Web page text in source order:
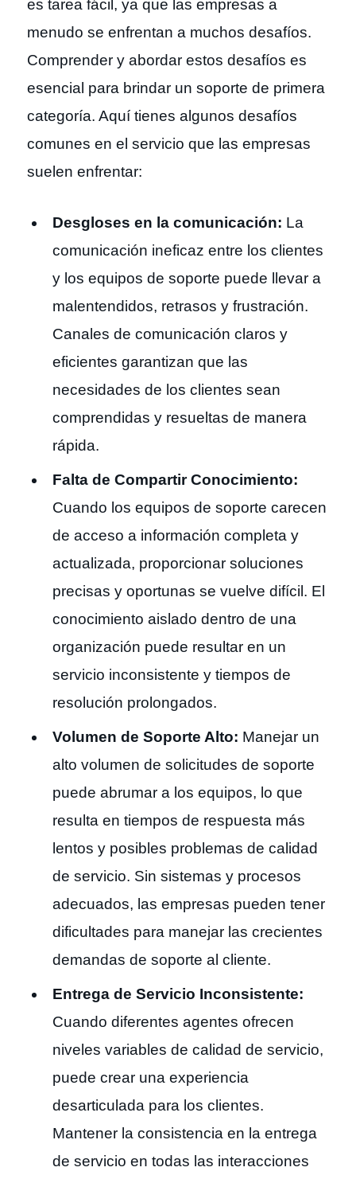
es tarea fácil, ya que las empresas a
menudo se enfrentan a muchos desafíos.
Comprender y abordar estos desafíos es
esencial para brindar un soporte de primera
categoría. Aquí tienes algunos desafíos
comunes en el servicio que las empresas
suelen enfrentar:
Desgloses en la comunicación: La
comunicación ineficaz entre los clientes
y los equipos de soporte puede llevar a
malentendidos, retrasos y frustración.
Canales de comunicación claros y
eficientes garantizan que las
necesidades de los clientes sean
comprendidas y resueltas de manera
rápida.
Falta de Compartir Conocimiento:
Cuando los equipos de soporte carecen
de acceso a información completa y
actualizada, proporcionar soluciones
precisas y oportunas se vuelve difícil. El
conocimiento aislado dentro de una
organización puede resultar en un
servicio inconsistente y tiempos de
resolución prolongados.
Volumen de Soporte Alto: Manejar un
alto volumen de solicitudes de soporte
puede abrumar a los equipos, lo que
resulta en tiempos de respuesta más
lentos y posibles problemas de calidad
de servicio. Sin sistemas y procesos
adecuados, las empresas pueden tener
dificultades para manejar las crecientes
demandas de soporte al cliente.
Entrega de Servicio Inconsistente:
Cuando diferentes agentes ofrecen
niveles variables de calidad de servicio,
puede crear una experiencia
desarticulada para los clientes.
Mantener la consistencia en la entrega
de servicio en todas las interacciones